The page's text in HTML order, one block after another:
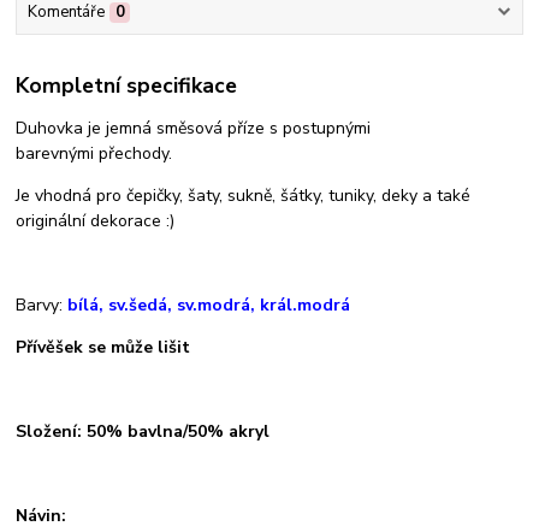
Komentáře 0
Kompletní specifikace
Duhovka je jemná směsová příze s postupnými
barevnými přechody.
Je vhodná pro čepičky, šaty, sukně, šátky, tuniky, deky a také
originální dekorace :)
Barvy: bílá, sv.šedá, sv.modrá, král.modrá
Přívěšek se může lišit
Složení: 50% bavlna/50% akryl
Návin: